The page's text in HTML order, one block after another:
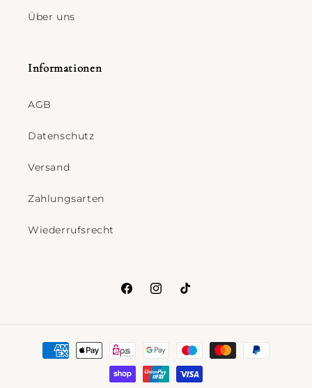
Über uns
Informationen
AGB
Datenschutz
Versand
Zahlungsarten
Wiederrufsrecht
FacebookInstagram
TikTok
Zahlungsmethoden